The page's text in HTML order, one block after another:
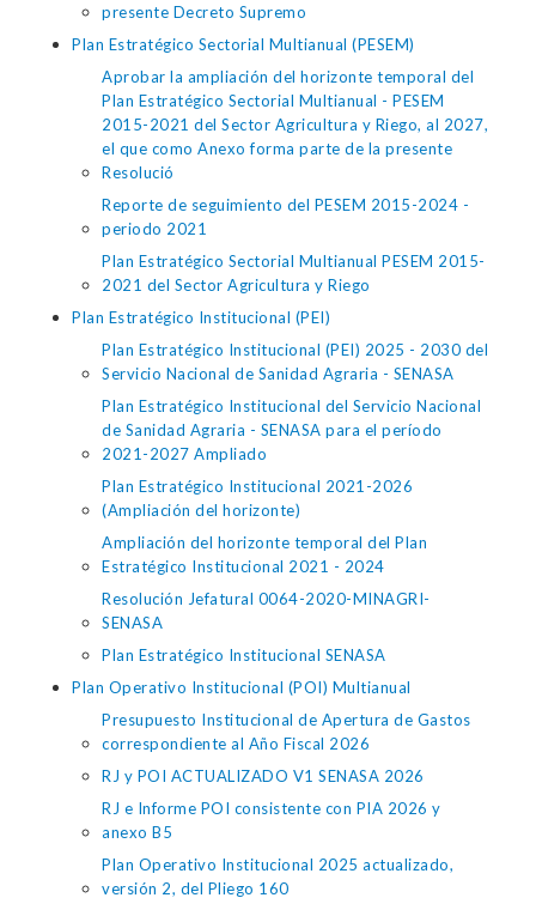
presente Decreto Supremo
Plan Estratégico Sectorial Multianual (PESEM)
Aprobar la ampliación del horizonte temporal del
Plan Estratégico Sectorial Multianual - PESEM
2015-2021 del Sector Agricultura y Riego, al 2027,
el que como Anexo forma parte de la presente
Resolució
Reporte de seguimiento del PESEM 2015-2024 -
periodo 2021
Plan Estratégico Sectorial Multianual PESEM 2015-
2021 del Sector Agricultura y Riego
Plan Estratégico Institucional (PEI)
Plan Estratégico Institucional (PEI) 2025 - 2030 del
Servicio Nacional de Sanidad Agraria - SENASA
Plan Estratégico Institucional del Servicio Nacional
de Sanidad Agraria - SENASA para el período
2021-2027 Ampliado
Plan Estratégico Institucional 2021-2026
(Ampliación del horizonte)
Ampliación del horizonte temporal del Plan
Estratégico Institucional 2021 - 2024
Resolución Jefatural 0064-2020-MINAGRI-
SENASA
Plan Estratégico Institucional SENASA
Plan Operativo Institucional (POI) Multianual
Presupuesto Institucional de Apertura de Gastos
correspondiente al Año Fiscal 2026
RJ y POI ACTUALIZADO V1 SENASA 2026
RJ e Informe POI consistente con PIA 2026 y
anexo B5
Plan Operativo Institucional 2025 actualizado,
versión 2, del Pliego 160